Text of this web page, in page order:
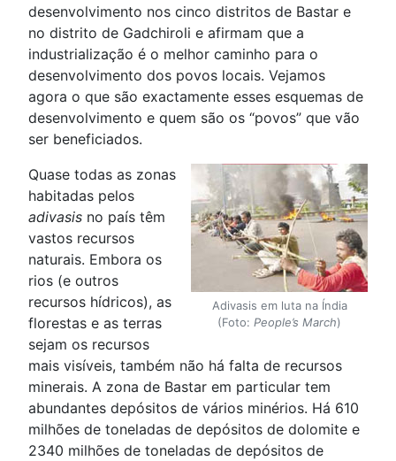
desenvolvimento nos cinco distritos de Bastar e
no distrito de Gadchiroli e afirmam que a
industrialização é o melhor caminho para o
desenvolvimento dos povos locais. Vejamos
agora o que são exactamente esses esquemas de
desenvolvimento e quem são os “povos” que vão
ser beneficiados.
Adivasis em luta na Índia
(Foto: People’s March)
Quase todas as zonas
habitadas pelos
adivasis no país têm
vastos recursos
naturais. Embora os
rios (e outros
recursos hídricos), as
florestas e as terras
sejam os recursos
mais visíveis, também não há falta de recursos
minerais. A zona de Bastar em particular tem
abundantes depósitos de vários minérios. Há 610
milhões de toneladas de depósitos de dolomite e
2340 milhões de toneladas de depósitos de